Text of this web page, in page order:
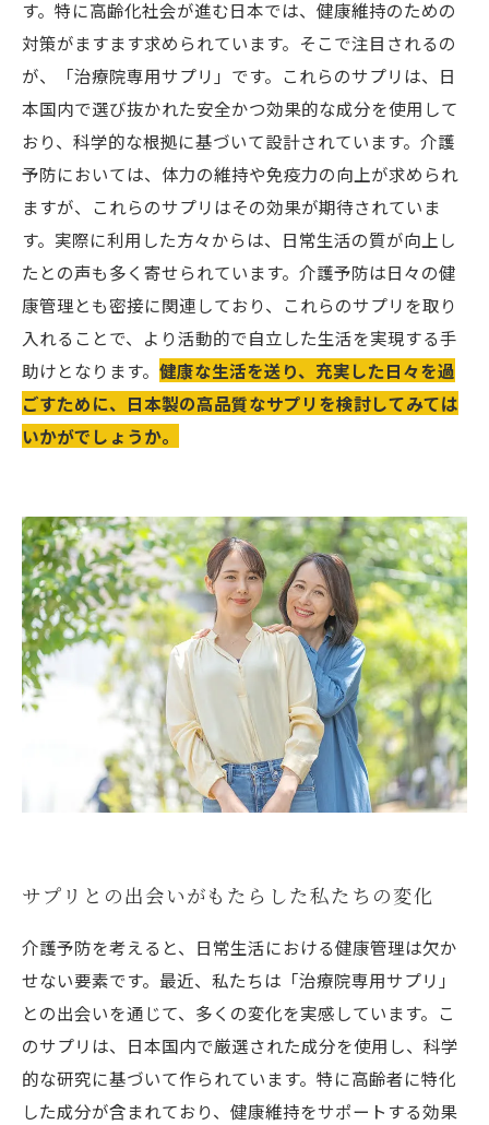
す。特に高齢化社会が進む日本では、健康維持のための
対策がますます求められています。そこで注目されるの
が、「治療院専用サプリ」です。これらのサプリは、日
本国内で選び抜かれた安全かつ効果的な成分を使用して
おり、科学的な根拠に基づいて設計されています。介護
予防においては、体力の維持や免疫力の向上が求められ
ますが、これらのサプリはその効果が期待されていま
す。実際に利用した方々からは、日常生活の質が向上し
たとの声も多く寄せられています。介護予防は日々の健
康管理とも密接に関連しており、これらのサプリを取り
入れることで、より活動的で自立した生活を実現する手
助けとなります。 健康な生活を送り、充実した日々を過
ごすために、日本製の高品質なサプリを検討してみては
いかがでしょうか。
サプリとの出会いがもたらした私たちの変化
介護予防を考えると、日常生活における健康管理は欠か
せない要素です。最近、私たちは「治療院専用サプリ」
との出会いを通じて、多くの変化を実感しています。こ
のサプリは、日本国内で厳選された成分を使用し、科学
的な研究に基づいて作られています。特に高齢者に特化
した成分が含まれており、健康維持をサポートする効果